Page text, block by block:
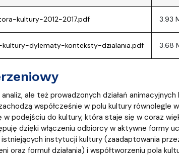
kultury-2012-2017.pdf 3.93
dylematy-konteksty-dzialania.pdf 3.68
ale też prowadzonych działań animacyjnych
współcześnie w polu kultury równolegle
w podejściu do kultury, która staje się w coraz
dzięki włączeniu odbiorcy w aktywne formy
instytucji kultury (zaadaptowania
oraz formuł działania) i współtworzeniu pola